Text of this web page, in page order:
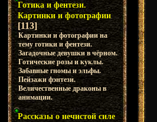
Готика и фентези.
Картинки и фотографии
[113]
Картинки и фотографии на
тему готики и фентези.
Загадочные девушки в чёрном.
Готические розы и куклы.
Забавные гномы и эльфы.
Пейзажи фэнтези.
Величественные драконы в
анимации.
Рассказы о нечистой силе